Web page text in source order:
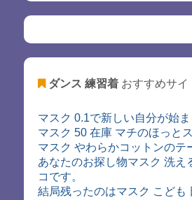
ダンス 練習着おすすめサイ
マスク 0.1で新しい自分が始ま
マスク 50 在庫 マチのほっと
マスク やわらかコットンのテ
あなたのお探し物マスク 洗え
コです。
結局残ったのはマスク こども